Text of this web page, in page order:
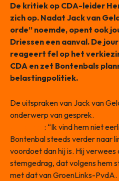
De kritiek op CDA-leider
zich op. Nadat Jack van
orde” noemde, opent ook
Driessen een aanval. De
reageert fel op het
CDA en zet Bontenbals
belastingpolitiek.
De uitspraken van Jack van
onderwerp van gesprek.
: “Ik vind hem niet
Bontenbal steeds verder naar
voordoet dan hij is. Hij
stemgedrag, dat volgens hem
met dat van GroenLinks-PvdA.